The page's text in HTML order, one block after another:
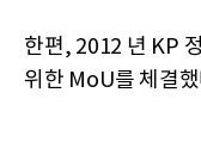
한편, 2012 년 KP
위한 MoU를 체결